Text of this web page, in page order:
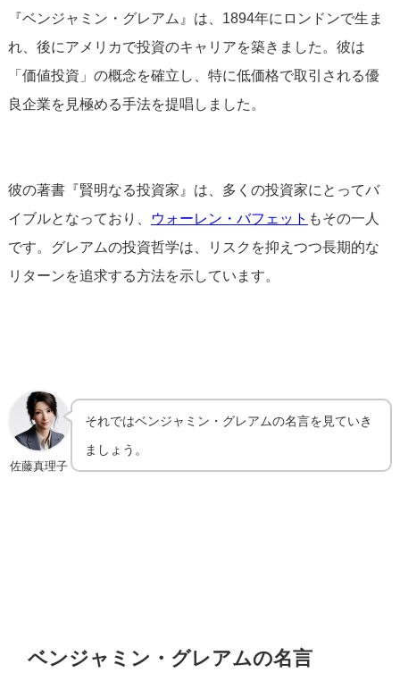
『ベンジャミン・グレアム』は、1894年にロンドンで生ま
れ、後にアメリカで投資のキャリアを築きました。彼は
「価値投資」の概念を確立し、特に低価格で取引される優
良企業を見極める手法を提唱しました。
彼の著書『賢明なる投資家』は、多くの投資家にとってバ
イブルとなっており、
ウォーレン・バフェット もその一人
です。グレアムの投資哲学は、リスクを抑えつつ長期的な
リターンを追求する方法を示しています。
佐藤真理子
それではベンジャミン・グレアムの名言を見ていき
ましょう。
ベンジャミン・グレアムの名言